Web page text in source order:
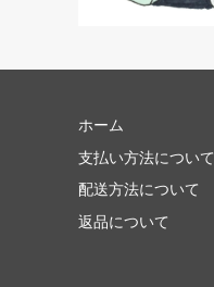
ホーム
支払い方法について
配送方法について
返品について